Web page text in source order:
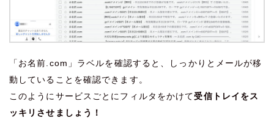
「お名前.com」ラベルを確認すると、しっかりとメールが移
動していることを確認できます。
このようにサービスごとにフィルタをかけて受信トレイをス
ッキリさせましょう！